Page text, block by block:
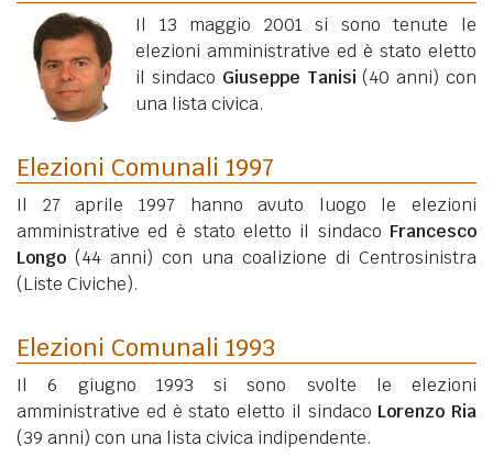
Il 13 maggio 2001 si sono tenute le
elezioni amministrative ed è stato eletto
il sindaco Giuseppe Tanisi (40 anni) con
una lista civica.
Elezioni Comunali 1997
Il 27 aprile 1997 hanno avuto luogo le elezioni
amministrative ed è stato eletto il sindaco Francesco
Longo (44 anni) con una coalizione di Centrosinistra
(Liste Civiche).
Elezioni Comunali 1993
Il 6 giugno 1993 si sono svolte le elezioni
amministrative ed è stato eletto il sindaco Lorenzo Ria
(39 anni) con una lista civica indipendente.